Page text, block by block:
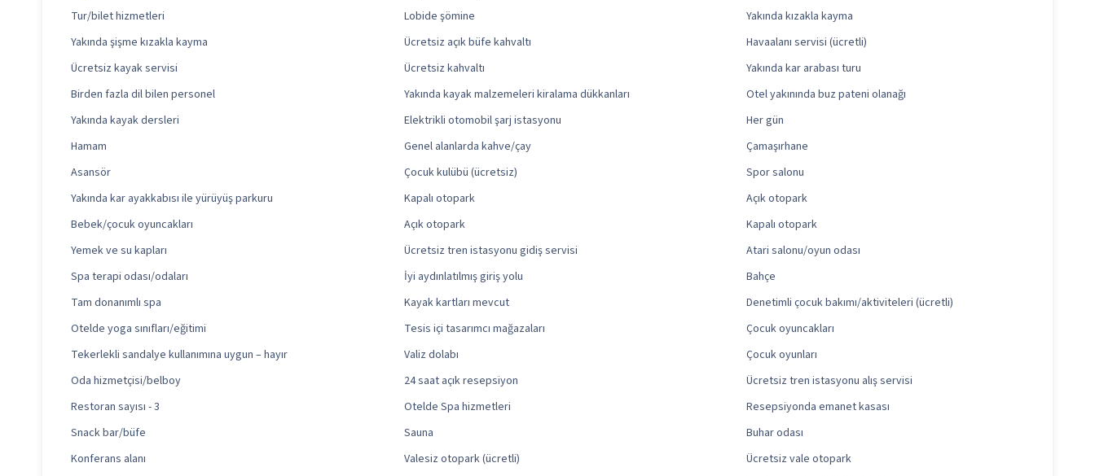
Tur/bilet hizmetleri
Lobide şömine
Yakında kızakla kayma
Yakında şişme kızakla kayma
Ücretsiz açık büfe kahvaltı
Havaalanı servisi (ücretli)
Ücretsiz kayak servisi
Ücretsiz kahvaltı
Yakında kar arabası turu
Birden fazla dil bilen personel
Yakında kayak malzemeleri kiralama dükkanları
Otel yakınında buz pateni olanağı
Yakında kayak dersleri
Elektrikli otomobil şarj istasyonu
Her gün
Hamam
Genel alanlarda kahve/çay
Çamaşırhane
Asansör
Çocuk kulübü (ücretsiz)
Spor salonu
Yakında kar ayakkabısı ile yürüyüş parkuru
Kapalı otopark
Açık otopark
Bebek/çocuk oyuncakları
Açık otopark
Kapalı otopark
Yemek ve su kapları
Ücretsiz tren istasyonu gidiş servisi
Atari salonu/oyun odası
Spa terapi odası/odaları
İyi aydınlatılmış giriş yolu
Bahçe
Tam donanımlı spa
Kayak kartları mevcut
Denetimli çocuk bakımı/aktiviteleri (ücretli)
Otelde yoga sınıfları/eğitimi
Tesis içi tasarımcı mağazaları
Çocuk oyuncakları
Tekerlekli sandalye kullanımına uygun – hayır
Valiz dolabı
Çocuk oyunları
Oda hizmetçisi/belboy
24 saat açık resepsiyon
Ücretsiz tren istasyonu alış servisi
Restoran sayısı - 3
Otelde Spa hizmetleri
Resepsiyonda emanet kasası
Snack bar/büfe
Sauna
Buhar odası
Konferans alanı
Valesiz otopark (ücretli)
Ücretsiz vale otopark